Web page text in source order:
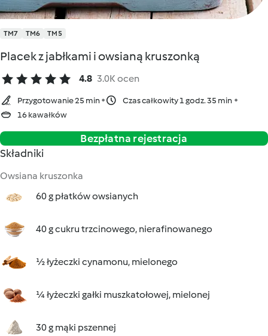
TM7 TM6 TM5
Placek z jabłkami i owsianą kruszonką
4.8 3.0K ocen
Przygotowanie 25 min
Czas całkowity 1 godz. 35 min
16 kawałków
Bezpłatna rejestracja
Składniki
Owsiana kruszonka
60 g płatków owsianych
40 g cukru trzcinowego, nierafinowanego
½ łyżeczki cynamonu, mielonego
¼ łyżeczki gałki muszkatołowej, mielonej
30 g mąki pszennej